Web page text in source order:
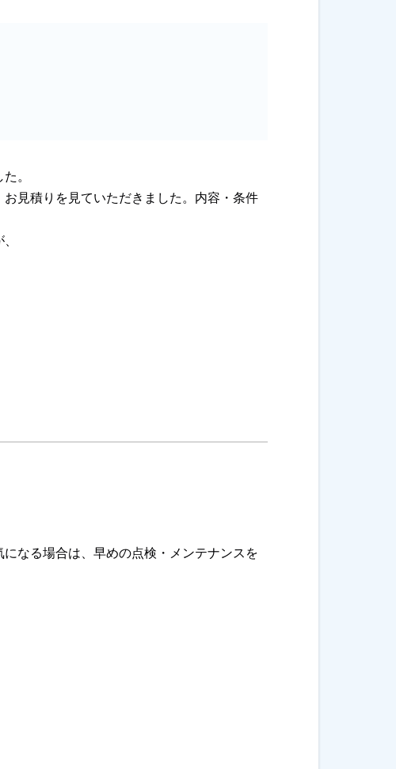
。
見積りを見ていただきました。内容・条件
なる場合は、早めの点検・メンテナンスを